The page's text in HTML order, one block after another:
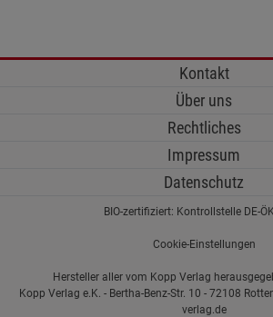
Kontakt
Über uns
Rechtliches
Impressum
Datenschutz
BIO-zertifiziert: Kontrollstelle DE-
Cookie-Einstellungen
Hersteller aller vom Kopp Verlag
Kopp Verlag e.K. - Bertha-Benz-Str. 10 - 72108
verlag.de